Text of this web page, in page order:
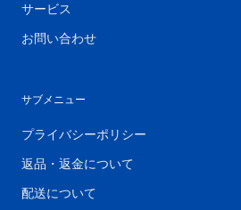
サービス
お問い合わせ
サブメニュー
プライバシーポリシー
返品・返金について
配送について